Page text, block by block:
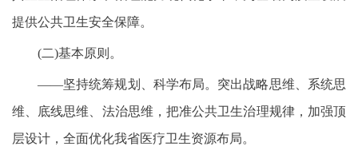
提供公共卫生安全保障。
(二)基本原则。
——坚持统筹规划、科学布局。突出战略思维、系统思
维、底线思维、法治思维，把准公共卫生治理规律，加强顶
层设计，全面优化我省医疗卫生资源布局。